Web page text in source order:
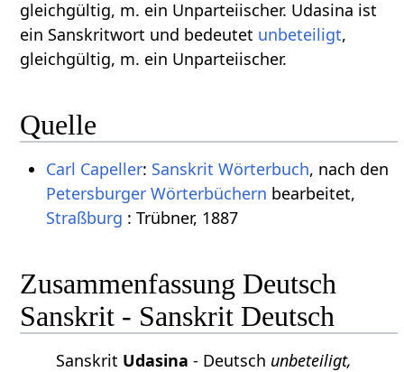
gleichgültig, m. ein Unparteiischer. Udasina ist
ein Sanskritwort und bedeutet unbeteiligt,
gleichgültig, m. ein Unparteiischer.
Quelle
Carl Capeller: Sanskrit Wörterbuch, nach den
Petersburger Wörterbüchern bearbeitet,
Straßburg : Trübner, 1887
Zusammenfassung Deutsch
Sanskrit - Sanskrit Deutsch
Sanskrit Udasina - Deutsch unbeteiligt,